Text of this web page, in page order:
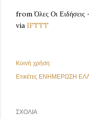
from Όλες Οι
via IFTTT
Κοινή χρήση
Ετικέτες ΕΝΗΜΕΡΩΣΗ
ΣΧΌΛΙΑ